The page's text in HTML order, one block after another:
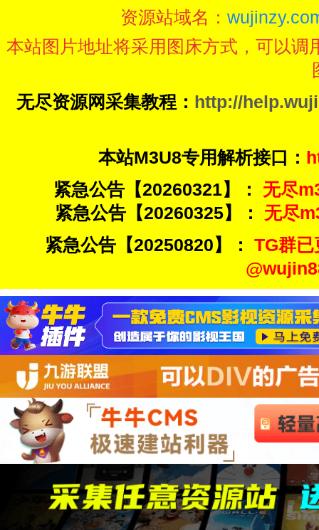
资源站域名：
本站图片地址将采用图床方式，可以
无尽资源网采集教程： http://
本站M3U8专用解析接口：
紧急公告【20260321】：
无尽
紧急公告【20260325】：
无尽
紧急公告【20250820】：
TG群